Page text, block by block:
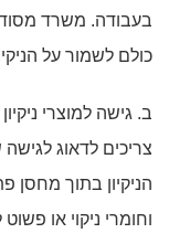
בעבודה. משרד
כולם לשמור על
ב. גישה למוצרי
צריכים לדאוג
הניקיון בתוך מחסן
וחומרי ניקוי או